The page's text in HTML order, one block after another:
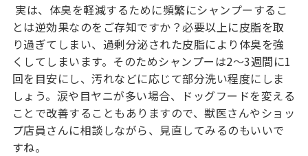
実は、体臭を軽減するために頻繁にシャンプーするこ
とは逆効果なのをご存知ですか？必要以上に皮脂を取
り過ぎてしまい、過剰分泌された皮脂により体臭を強
くしてしまいます。そのためシャンプーは2〜3週間に1
回を目安にし、汚れなどに応じて部分洗い程度にしま
しょう。涙や目ヤニが多い場合、ドッグフードを変える
ことで改善することもありますので、獣医さんやショッ
プ店員さんに相談しながら、見直してみるのもいいで
すね。